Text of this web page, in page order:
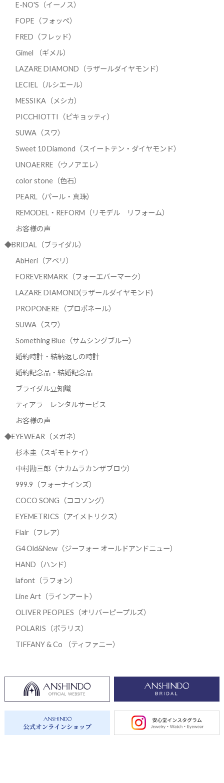
E-NO'S（イーノス）
FOPE（フォッペ）
FRED（フレッド）
Gimel （ギメル）
LAZARE DIAMOND（ラザールダイヤモンド）
LECIEL（ルシエール）
MESSIKA（メシカ）
PICCHIOTTI（ピキョッティ）
SUWA（スワ）
Sweet 10 Diamond（スイートテン・ダイヤモンド）
UNOAERRE（ウノアエレ）
color stone（色石）
PEARL（パール・真珠）
REMODEL・REFORM（リモデル リフォーム）
お客様の声
◆BRIDAL（ブライダル）
AbHeri（アベリ）
FOREVERMARK（フォーエバーマーク）
LAZARE DIAMOND(ラザールダイヤモンド)
PROPONERE（プロポネール）
SUWA（スワ）
Something Blue（サムシングブルー）
婚約時計・結納返しの時計
婚約記念品・結婚記念品
ブライダル豆知識
ティアラ レンタルサービス
お客様の声
◆EYEWEAR（メガネ）
杉本圭（スギモトケイ）
中村勘三郎（ナカムラカンザブロウ）
999.9（フォーナインズ）
COCO SONG（ココソング）
EYEMETRICS（アイメトリクス）
Flair（フレア）
G4 Old&New（ジーフォー オールドアンドニュー）
HAND（ハンド）
lafont（ラフォン）
Line Art（ラインアート）
OLIVER PEOPLES（オリバーピープルズ）
POLARIS（ポラリス）
TIFFANY & Co （ティファニー）